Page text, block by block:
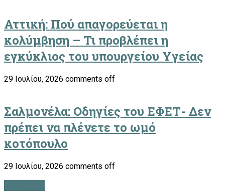
Αττική: Πού απαγορεύεται η
κολύμβηση – Τι προβλέπει η
εγκύκλιος του υπουργείου Υγείας
29 Ιουλίου, 2026 comments off
Σαλμονέλα: Οδηγίες του ΕΦΕΤ- Δεν
πρέπει να πλένετε το ωμό
κοτόπουλο
29 Ιουλίου, 2026 comments off